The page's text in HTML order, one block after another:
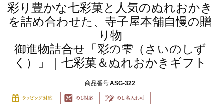
彩り豊かな七彩菓と人気のぬれおかき
を詰め合わせた、寺子屋本舗自慢の贈
り物
御進物詰合せ「彩の雫（さいのしず
く）」｜七彩菓＆ぬれおかきギフト
商品番号 ASG-322